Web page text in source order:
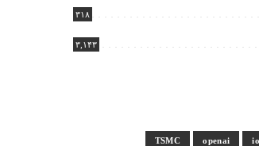
۳۱۸
۳,۱۴۳
openai
TSMC